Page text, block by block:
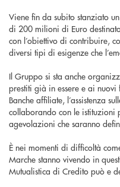
Viene fin da subito stanziato
di 200 milioni di Euro
con l’obiettivo di contribuire,
diversi tipi di esigenze che
Il Gruppo si sta anche
prestiti già in essere e ai
Banche affiliate, l’assistenza
collaborando con le
agevolazioni che saranno
È nei momenti di difficoltà
Marche stanno vivendo in
Mutualistica di Credito può e